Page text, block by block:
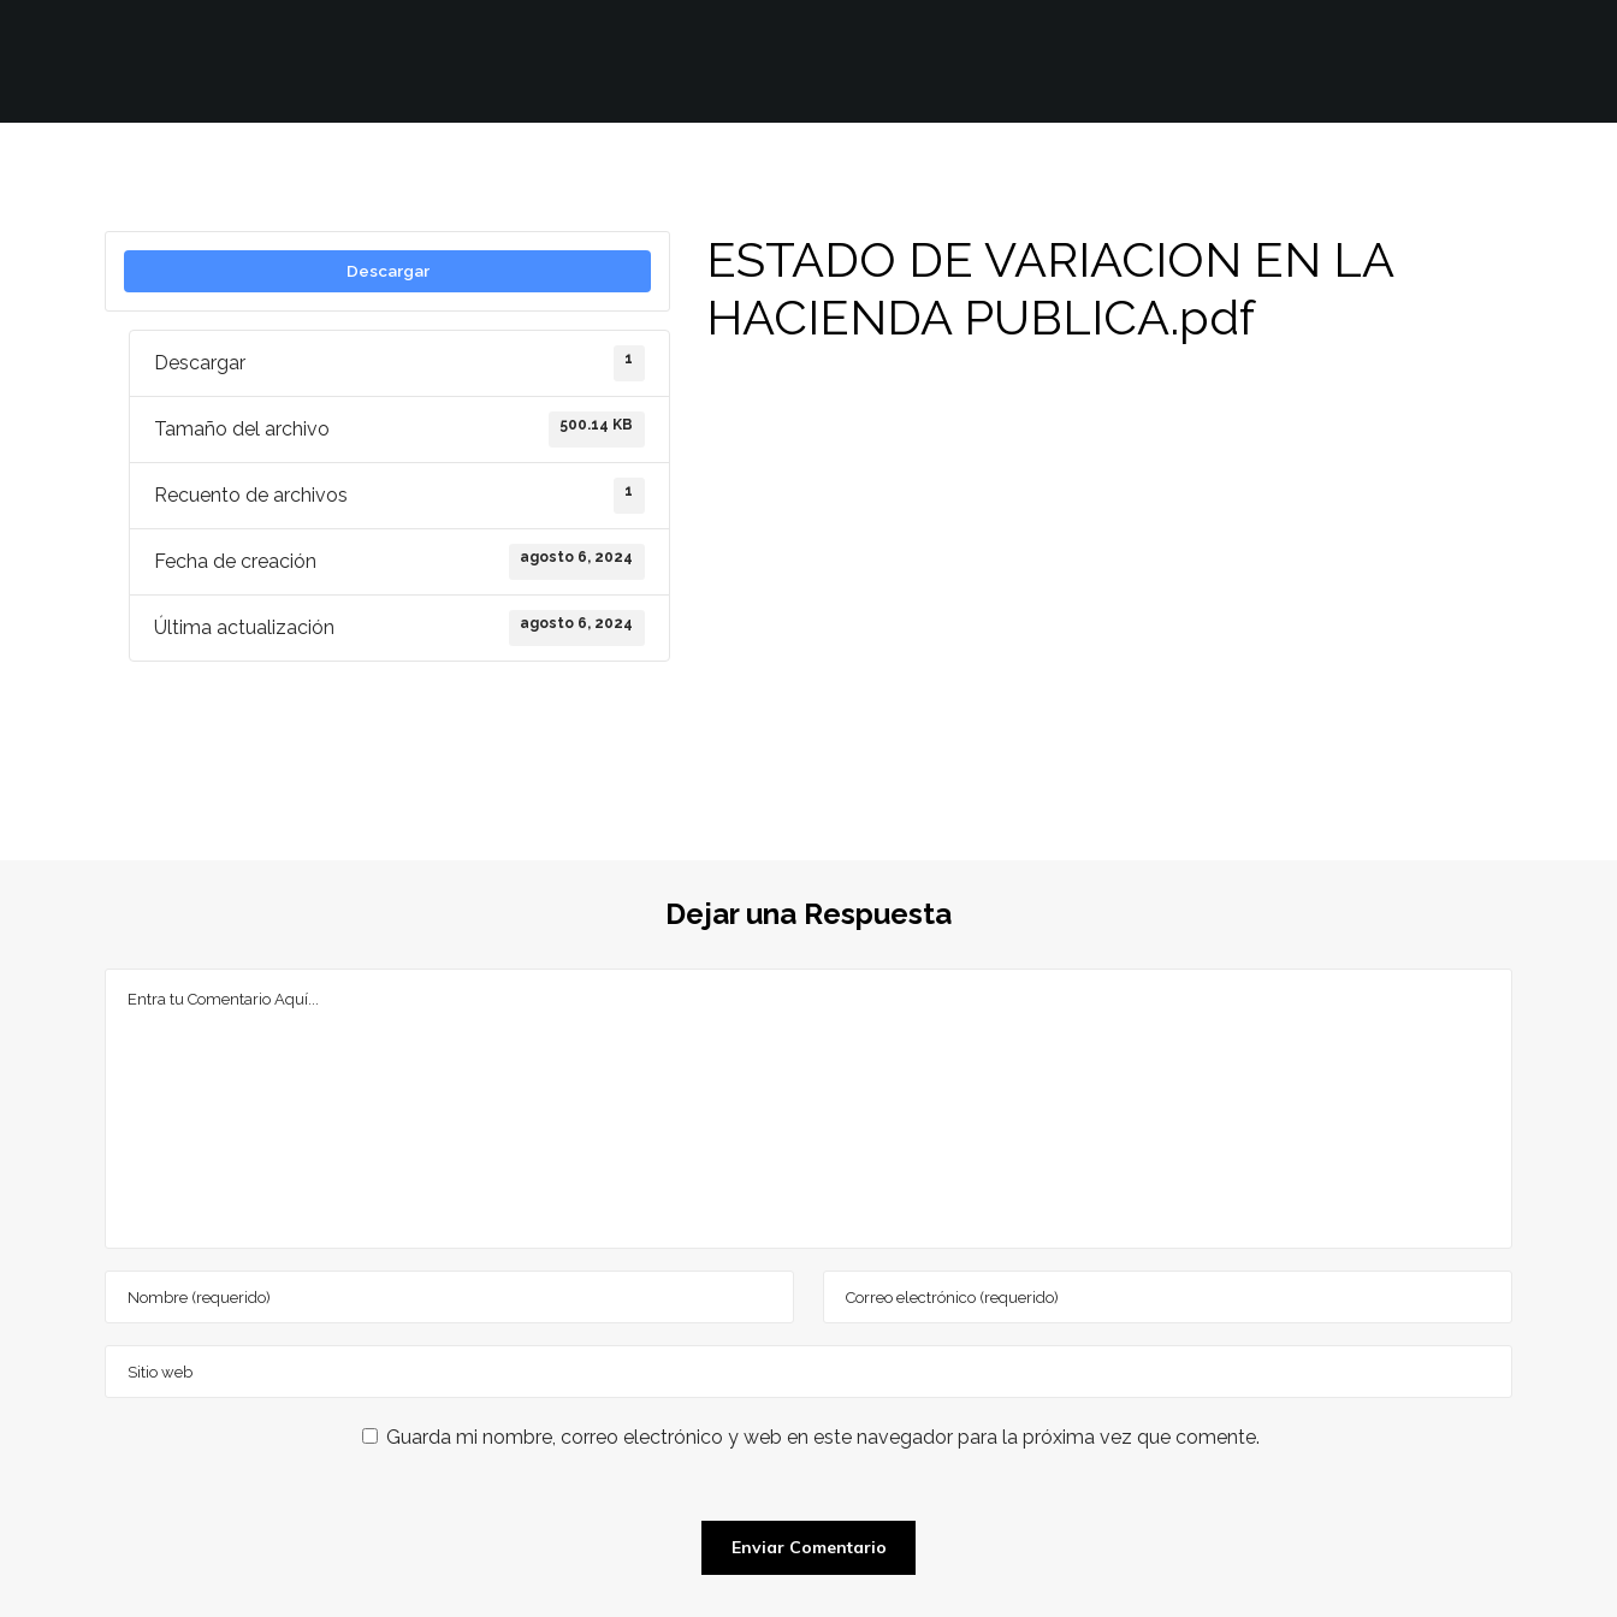
Descargar
Descargar 1
Tamaño del archivo 500.14 KB
Recuento de archivos 1
Fecha de creación agosto 6, 2024
Última actualización agosto 6, 2024
ESTADO DE VARIACION EN LA
HACIENDA PUBLICA.pdf
Dejar una Respuesta
Guarda mi nombre, correo electrónico y web en este navegador para la próxima vez que comente.